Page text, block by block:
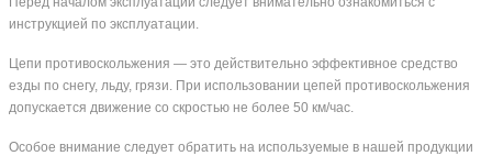
инструкцией по эксплуатации.
Цепи противоскольжения — это действительно эффективное средство
езды по снегу, льду, грязи. При использовании цепей противоскольжения
допускается движение со скростью не более 50 км/час.
Особое внимание следует обратить на используемые в нашей продукции